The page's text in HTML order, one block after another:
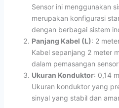
Sensor ini menggunakan
merupakan konfigurasi
dengan berbagai sistem
Panjang Kabel (L): 2
Kabel sepanjang 2 meter
dalam pemasangan
Ukuran Konduktor: 0,14
Ukuran konduktor yang
sinyal yang stabil dan